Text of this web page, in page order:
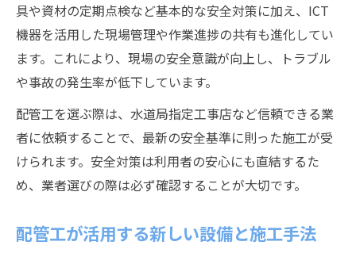
具や資材の定期点検など基本的な安全対策に加え、ICT
機器を活用した現場管理や作業進捗の共有も進化してい
ます。これにより、現場の安全意識が向上し、トラブル
や事故の発生率が低下しています。
配管工を選ぶ際は、水道局指定工事店など信頼できる業
者に依頼することで、最新の安全基準に則った施工が受
けられます。安全対策は利用者の安心にも直結するた
め、業者選びの際は必ず確認することが大切です。
配管工が活用する新しい設備と施工手法